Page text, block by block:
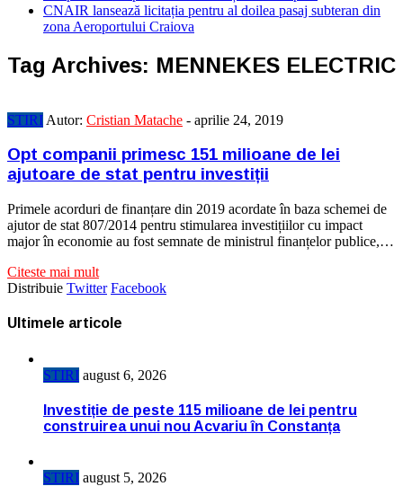
CNAIR lansează licitația pentru al doilea pasaj subteran din
zona Aeroportului Craiova
Tag Archives: MENNEKES ELECTRIC
STIRI Autor: Cristian Matache - aprilie 24, 2019
Opt companii primesc 151 milioane de lei
ajutoare de stat pentru investiții
Primele acorduri de finanțare din 2019 acordate în baza schemei de
ajutor de stat 807/2014 pentru stimularea investițiilor cu impact
major în economie au fost semnate de ministrul finanțelor publice,…
Citeste mai mult
Distribuie Twitter Facebook
Ultimele articole
STIRI august 6, 2026
Investiție de peste 115 milioane de lei pentru
construirea unui nou Acvariu în Constanța
STIRI august 5, 2026